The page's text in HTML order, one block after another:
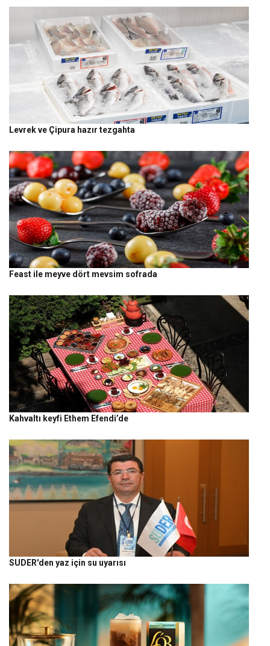
Levrek ve Çipura hazır tezgahta
Feast ile meyve dört mevsim sofrada
Kahvaltı keyfi Ethem Efendi’de
SUDER'den yaz için su uyarısı